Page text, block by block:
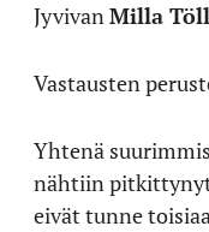
JyvivanMilla
Vastausten
Yhtenä
nähtiin
eivät tunne